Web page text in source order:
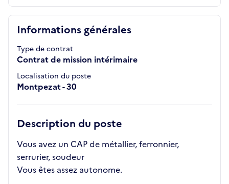
Informations générales
Type de contrat
Contrat de mission intérimaire
Localisation du poste
Montpezat - 30
Description du poste
Vous avez un CAP de métallier, ferronnier,
serrurier, soudeur
Vous êtes assez autonome.